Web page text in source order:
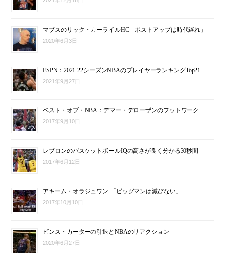
マブスのリック・カーライルHC「ポストアップは時代遅れ」
2020年6月3日
ESPN：2021-22シーズンNBAのプレイヤーランキングTop21
2021年9月27日
ベスト・オブ・NBA：デマー・デローザンのフットワーク
2017年9月10日
レブロンのバスケットボールIQの高さが良く分かる30秒間
2017年6月12日
アキーム・オラジュワン 「ビッグマンは滅びない」
2017年10月10日
ビンス・カーターの引退とNBAのリアクション
2020年6月27日